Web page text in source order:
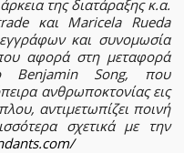
της διατάραξης κ.α.
και Maricela Rueda
και συνομωσία
αφορά στη μεταφορά
ο Benjamin Song, που
ανθρωποκτονίας εις
αντιμετωπίζει ποινή
σχετικά με την